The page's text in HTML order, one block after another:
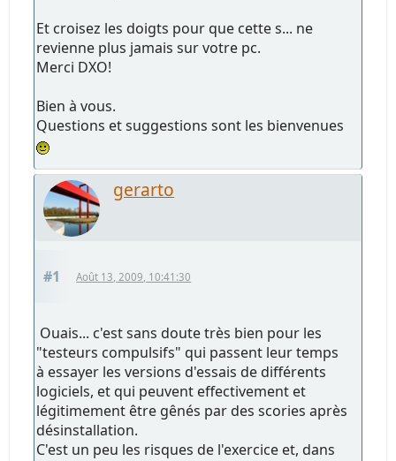
Et croisez les doigts pour que cette s... ne
revienne plus jamais sur votre pc.
Merci DXO!
Bien à vous.
Questions et suggestions sont les bienvenues
gerarto
#1 Août 13, 2009, 10:41:30
Ouais... c'est sans doute très bien pour les
"testeurs compulsifs" qui passent leur temps
à essayer les versions d'essais de différents
logiciels, et qui peuvent effectivement et
légitimement être gênés par des scories après
désinstallation.
C'est un peu les risques de l'exercice et, dans